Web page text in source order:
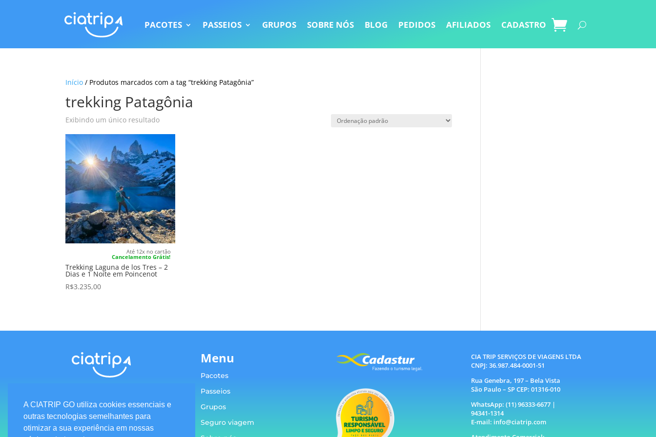
PACOTES PASSEIOS GRUPOS SOBRE NÓS BLOG PEDIDOS AFILIADOS CADASTRO
Início / Produtos marcados com a tag “trekking Patagônia”
trekking Patagônia
Exibindo um único resultado
Até 12x no cartão
Cancelamento Grátis!
Trekking Laguna de los Tres – 2
Dias e 1 Noite em Poincenot
R$3.235,00
Termos e condições
Menu
Pacotes
Passeios
Grupos
Seguro viagem
CIA TRIP SERVIÇOS DE VIAGENS LTDA
CNPJ: 36.987.484-0001-51
Rua Genebra, 197 – Bela Vista
São Paulo – SP CEP: 01316-010
WhatsApp: (11) 96333-6677 |
94341-1314
E-mail: info@ciatrip.com
A CIATRIP GO utiliza cookies essenciais e
outras tecnologias semelhantes para
otimizar a sua experiência em nossas